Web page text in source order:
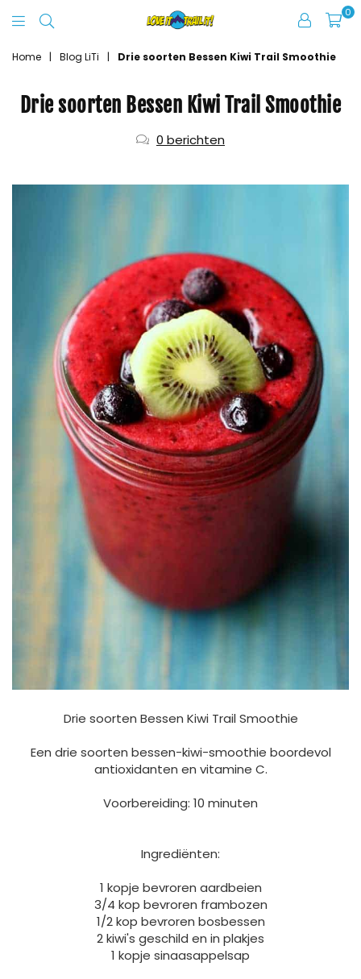
It
Trail
It
0
Home | Blog LiTi | Drie soorten Bessen Kiwi Trail Smoothie
Drie soorten Bessen Kiwi Trail Smoothie
0 berichten
Drie soorten Bessen Kiwi Trail Smoothie
Een drie soorten bessen-kiwi-smoothie boordevol
antioxidanten en vitamine C.
Voorbereiding: 10 minuten
Ingrediënten:
1 kopje bevroren aardbeien
3/4 kop bevroren frambozen
1/2 kop bevroren bosbessen
2 kiwi's geschild en in plakjes
1 kopje sinaasappelsap